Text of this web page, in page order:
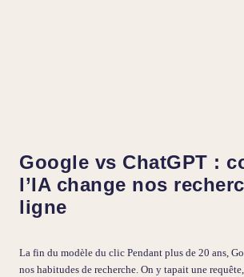
Google vs ChatGPT :
l’IA change nos
ligne
La fin du modèle du clic Pendant plus de 20 ans,
nos habitudes de recherche. On y tapait une